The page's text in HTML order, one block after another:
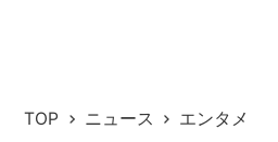
TOP ニュース エンタメ